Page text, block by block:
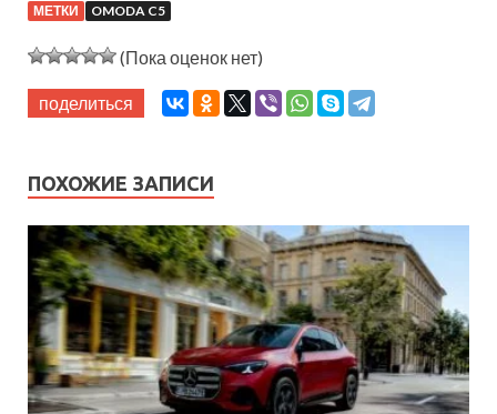
МЕТКИ OMODA C5
(Пока оценок нет)
поделиться
ПОХОЖИЕ ЗАПИСИ